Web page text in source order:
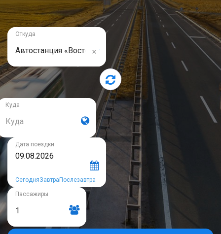
Откуда
×
Автостанция «Восточный», г. Казань
Куда
Куда
Дата поездки
СегодняЗавтра Послезавтра
Пассажиры